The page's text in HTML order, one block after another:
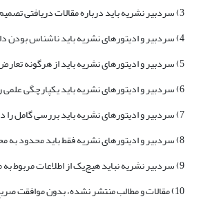
3) سردبیر نشریه باید درباره مقالات دریافتی تصمیم‌گیری نماید و در صورت لزوم با سایر ادیتورها و داوران در راستای نشر مشورت نماید.
4) سردبیر و ادیتورهای نشریه باید ناشناس بودن داوران را محرمانه تلقی نمایند.
5) سردبیر و ادیتورهای نشریه باید از هرگونه تعارض منافع جلوگیری کنند.
6) سردبیر و ادیتورهای نشریه باید یکپارچگی علمی را حفظ کرده و در رفع نیاز خوانندگان و نویسندگان تلاش کنند.
7) سردبیر و ادیتورهای نشریه باید بررسی گامل را در مورد سرقت ادبی، علمی و موارد کلاهبرداری داده‌ها بررسی کامل انجام دهند و در صورت لزوم اصلاحات، توضیحات، جمع‌آوری مطالب، حذف مقاله و عذرخواهی‌ها را منتشر کنند.
8) سردبیر و ادیتورهای نشریه فقط باید محدود به محتوای فکری باشند.
9) سردبیر نشریه نباید هیچ‌یک از اطلاعات مربوط به مقالات دریافتی را به جز نویسنده متبوع، داوران، ادیتورهای بالقوه، مشاوران تحریریه و ناشر، برای دیگران افشا کند.
10) مقالات و مطالب منتشر نشده، بدون موافقت صریح کتبی نویسنده، نباید توسط سردبیر یا اعضای هیئت تحریریه برای اهداف تحقیقاتی خود مورد استفاده قرار گیرد.